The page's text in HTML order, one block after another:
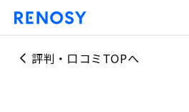
評判・口コミTOPへ